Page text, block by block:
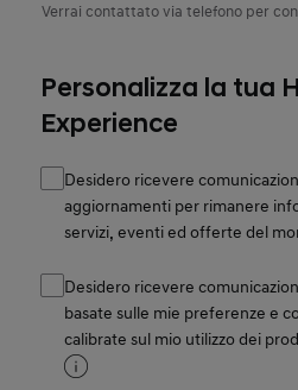
Verrai contattato via telefono per
Personalizza la tua
Experience
Desidero ricevere
aggiornamenti per rimanere
servizi, eventi ed offerte del
Desidero ricevere
basate sulle mie preferenze e
calibrate sul mio utilizzo dei